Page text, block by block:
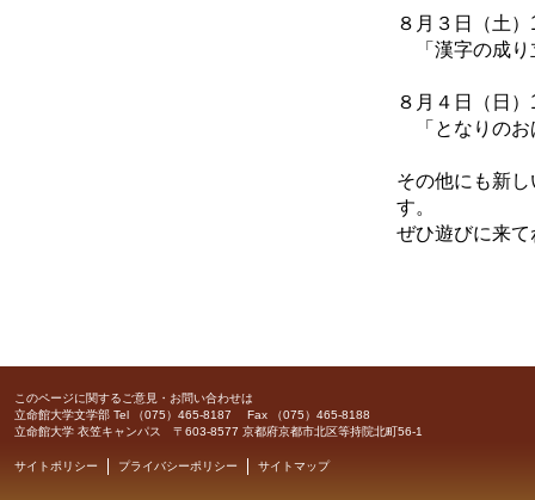
８月３日（土
「漢字の成
８月４日（日
「となりのお
その他にも新
す。
ぜひ遊びに来て
このページに関するご意見・お問い合わせは
立命館大学文学部 Tel （075）465-8187 Fax （075）465-8188
立命館大学 衣笠キャンパス 〒603-8577 京都府京都市北区等持院北町56-1
サイトポリシー プライバシーポリシー サイトマップ